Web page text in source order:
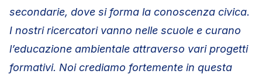
secondarie, dove si forma la conoscenza civica.
I nostri ricercatori vanno nelle scuole e curano
l’educazione ambientale attraverso vari progetti
formativi. Noi crediamo fortemente in questa